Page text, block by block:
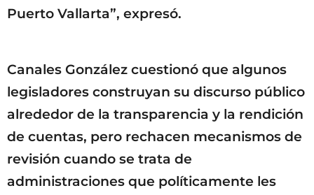
Puerto Vallarta”, expresó.
Canales González cuestionó que algunos
legisladores construyan su discurso público
alrededor de la transparencia y la rendición
de cuentas, pero rechacen mecanismos de
revisión cuando se trata de
administraciones que políticamente les